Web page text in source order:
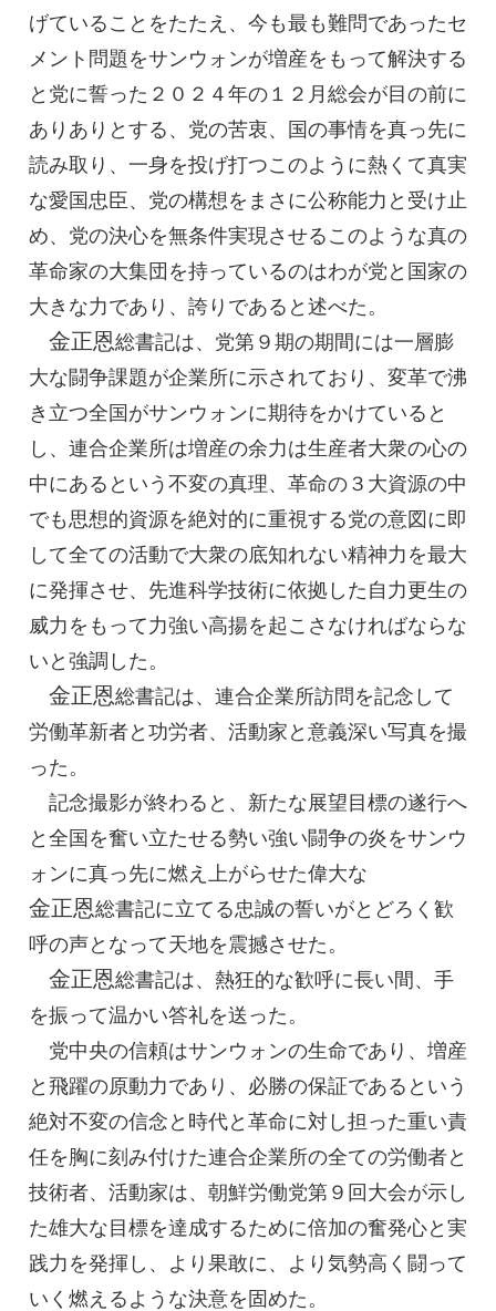
げていることをたたえ、今も最も難問であったセ
メント問題をサンウォンが増産をもって解決する
と党に誓った２０２４年の１２月総会が目の前に
ありありとする、党の苦衷、国の事情を真っ先に
読み取り、一身を投げ打つこのように熱くて真実
な愛国忠臣、党の構想をまさに公称能力と受け止
め、党の決心を無条件実現させるこのような真の
革命家の大集団を持っているのはわが党と国家の
大きな力であり、誇りであると述べた。
金正恩総書記は、党第９期の期間には一層膨
大な闘争課題が企業所に示されており、変革で沸
き立つ全国がサンウォンに期待をかけていると
し、連合企業所は増産の余力は生産者大衆の心の
中にあるという不変の真理、革命の３大資源の中
でも思想的資源を絶対的に重視する党の意図に即
して全ての活動で大衆の底知れない精神力を最大
に発揮させ、先進科学技術に依拠した自力更生の
威力をもって力強い高揚を起こさなければならな
いと強調した。
金正恩総書記は、連合企業所訪問を記念して
労働革新者と功労者、活動家と意義深い写真を撮
った。
記念撮影が終わると、新たな展望目標の遂行へ
と全国を奮い立たせる勢い強い闘争の炎をサンウ
ォンに真っ先に燃え上がらせた偉大な
金正恩総書記に立てる忠誠の誓いがとどろく歓
呼の声となって天地を震撼させた。
金正恩総書記は、熱狂的な歓呼に長い間、手
を振って温かい答礼を送った。
党中央の信頼はサンウォンの生命であり、増産
と飛躍の原動力であり、必勝の保証であるという
絶対不変の信念と時代と革命に対し担った重い責
任を胸に刻み付けた連合企業所の全ての労働者と
技術者、活動家は、朝鮮労働党第９回大会が示し
た雄大な目標を達成するために倍加の奮発心と実
践力を発揮し、より果敢に、より気勢高く闘って
いく燃えるような決意を固めた。